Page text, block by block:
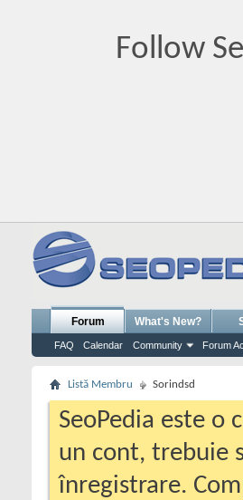
Follow
Forum
FAQ Calendar Community Forum
What's New?
Listă Membru Sorindsd
SeoPedia este
un cont, trebuie
înregistrare.